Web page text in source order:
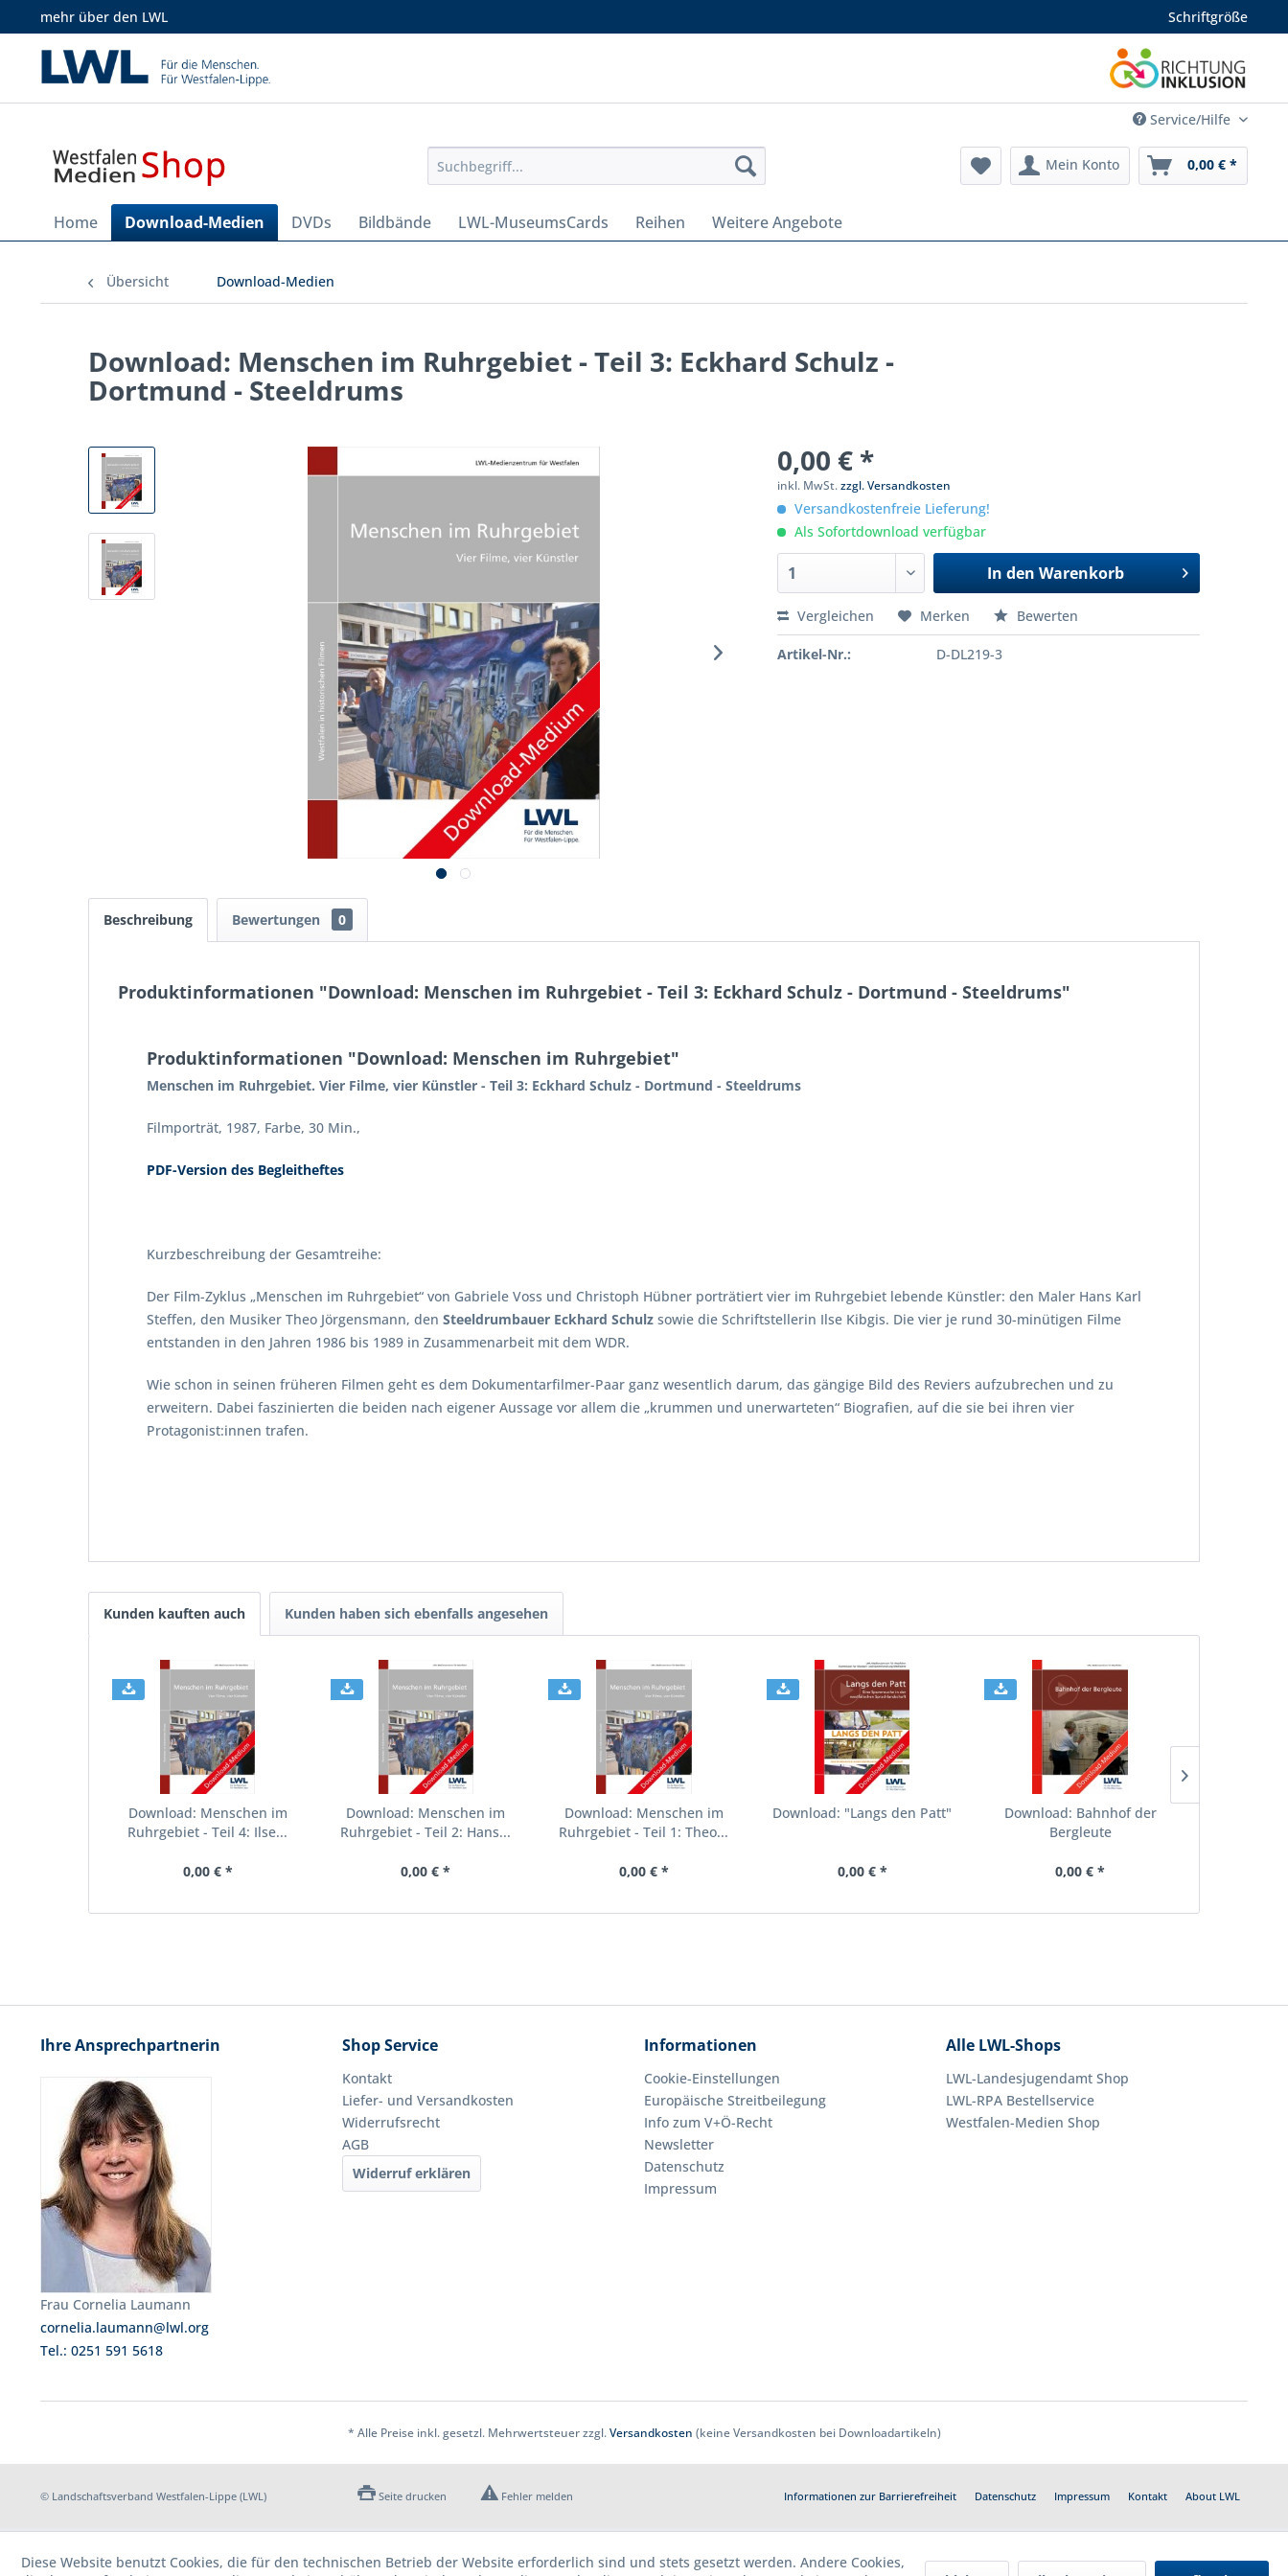
mehr über den LWL Schriftgröße
Service/Hilfe
Mein Konto 0,00 € *
Home Download-Medien DVDs Bildbände LWL-MuseumsCards Reihen Weitere Angebote
Übersicht Download-Medien
Download: Menschen im Ruhrgebiet - Teil 3: Eckhard Schulz -
Dortmund - Steeldrums
0,00 € *
inkl. MwSt.zzgl. Versandkosten
Versandkostenfreie Lieferung!
Als Sofortdownload verfügbar
In den Warenkorb
Vergleichen Merken Bewerten
Artikel-Nr.: D-DL219-3
Beschreibung Bewertungen 0
Produktinformationen "Download: Menschen im Ruhrgebiet - Teil 3: Eckhard Schulz - Dortmund - Steeldrums"
Produktinformationen "Download: Menschen im Ruhrgebiet"
Menschen im Ruhrgebiet. Vier Filme, vier Künstler - Teil 3: Eckhard Schulz - Dortmund - Steeldrums
Filmporträt, 1987, Farbe, 30 Min.,
PDF-Version des Begleitheftes
Kurzbeschreibung der Gesamtreihe:
Der Film-Zyklus „Menschen im Ruhrgebiet“ von Gabriele Voss und Christoph Hübner porträtiert vier im Ruhrgebiet lebende Künstler: den Maler Hans Karl
Steffen, den Musiker Theo Jörgensmann, den Steeldrumbauer Eckhard Schulz sowie die Schriftstellerin Ilse Kibgis. Die vier je rund 30-minütigen Filme
entstanden in den Jahren 1986 bis 1989 in Zusammenarbeit mit dem WDR.
Wie schon in seinen früheren Filmen geht es dem Dokumentarfilmer-Paar ganz wesentlich darum, das gängige Bild des Reviers aufzubrechen und zu
erweitern. Dabei faszinierten die beiden nach eigener Aussage vor allem die „krummen und unerwarteten“ Biografien, auf die sie bei ihren vier
Protagonist:innen trafen.
Kunden kauften auch Kunden haben sich ebenfalls angesehen
Download: Menschen im
Ruhrgebiet - Teil 4: Ilse...
0,00 € *
Download: Menschen im
Ruhrgebiet - Teil 2: Hans...
0,00 € *
Download: Menschen im
Ruhrgebiet - Teil 1: Theo...
0,00 € *
Download: "Langs den Patt"
0,00 € *
Download: Bahnhof der
Bergleute
0,00 € *
Ihre Ansprechpartnerin
Frau Cornelia Laumann
cornelia.laumann@lwl.org
Tel.: 0251 591 5618
Shop Service
Kontakt
Liefer- und Versandkosten
Widerrufsrecht
AGB
Widerruf erklären
Informationen
Cookie-Einstellungen
Europäische Streitbeilegung
Info zum V+Ö-Recht
Newsletter
Datenschutz
Impressum
Alle LWL-Shops
LWL-Landesjugendamt Shop
LWL-RPA Bestellservice
Westfalen-Medien Shop
* Alle Preise inkl. gesetzl. Mehrwertsteuer zzgl.Versandkosten (keine Versandkosten bei Downloadartikeln)
© Landschaftsverband Westfalen-Lippe (LWL) Seite drucken Fehler melden Informationen zur Barrierefreiheit Datenschutz Impressum Kontakt About LWL
Diese Website benutzt Cookies, die für den technischen Betrieb der Website erforderlich sind und stets gesetzt werden. Andere Cookies,